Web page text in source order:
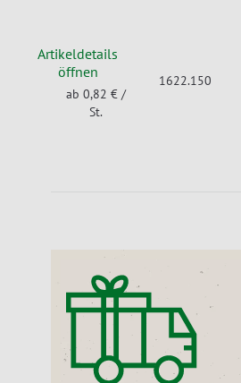
Artikeldetails
öffnen
ab 0,82 € /
St.
1622.150